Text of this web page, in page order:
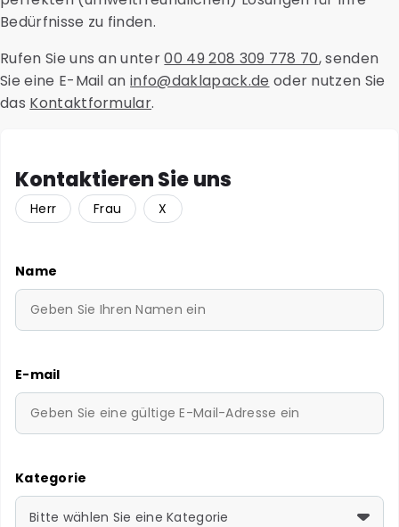
Bedürfnisse zu finden.
Rufen Sie uns an unter00 49 208 309 778 70, senden
Sie eine E-Mail aninfo@daklapack.de oder nutzen Sie
das Kontaktformular.
Kontaktieren Sie uns
Herr Frau X
Name
E-mail
Kategorie
Bitte wählen Sie eine Kategorie